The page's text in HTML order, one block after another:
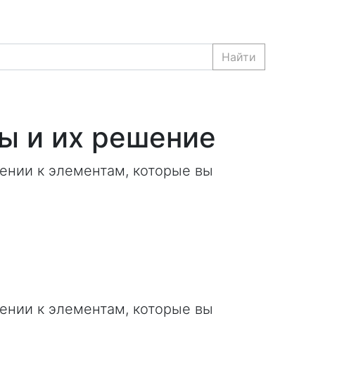
Найти
и их решение
к элементам, которые вы
к элементам, которые вы